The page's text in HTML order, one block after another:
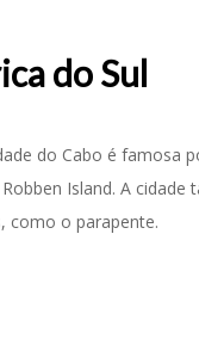
do Sul
do Cabo é famosa
Island. A
como o parapente.